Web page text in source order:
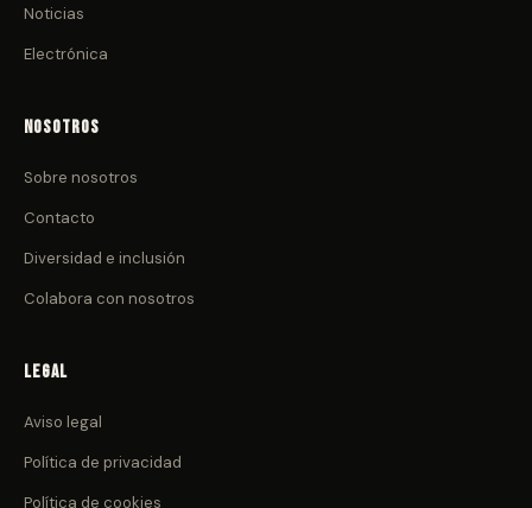
Noticias
Electrónica
Nosotros
Sobre nosotros
Contacto
Diversidad e inclusión
Colabora con nosotros
Legal
Aviso legal
Política de privacidad
Política de cookies